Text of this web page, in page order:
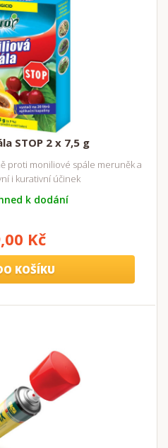
STOP 2 x 7,5 g
proti moniliové spále meruněk a
i kurativní účinek
k dodání
Kč
KOŠÍKU